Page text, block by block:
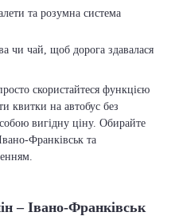
та розумна система
чи чай, щоб дорога здавалася
скористайтеся функцією
квитки на автобус без
вигідну ціну. Обирайте
Франківськ та
– Івано-Франківськ